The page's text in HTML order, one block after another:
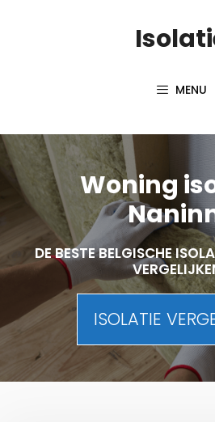
MENU
Woning
DE BESTE BELGISCHE
ISOLATIE